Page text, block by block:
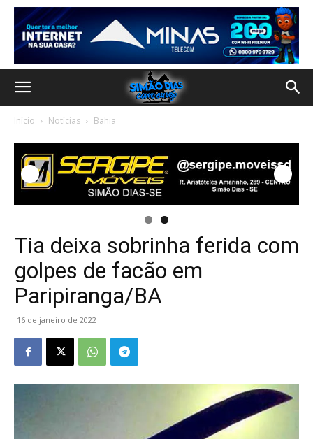
Início Notícias Bahia
Tia deixa sobrinha ferida com
golpes de facão em
Paripiranga/BA
16 de janeiro de 2022